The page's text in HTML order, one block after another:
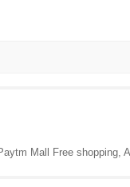
Mall Free shopping,